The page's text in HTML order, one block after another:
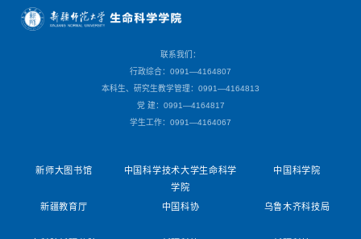
联系我们：
行政综合：0991—4164807
本科生、研究生教学管理：0991—4164813
党 建：0991—4164817
学生工作：0991—4164067
新师大图书馆
中国科学技术大学生命科学
学院
中国科学院
新疆教育厅 中国科协 乌鲁木齐科技局